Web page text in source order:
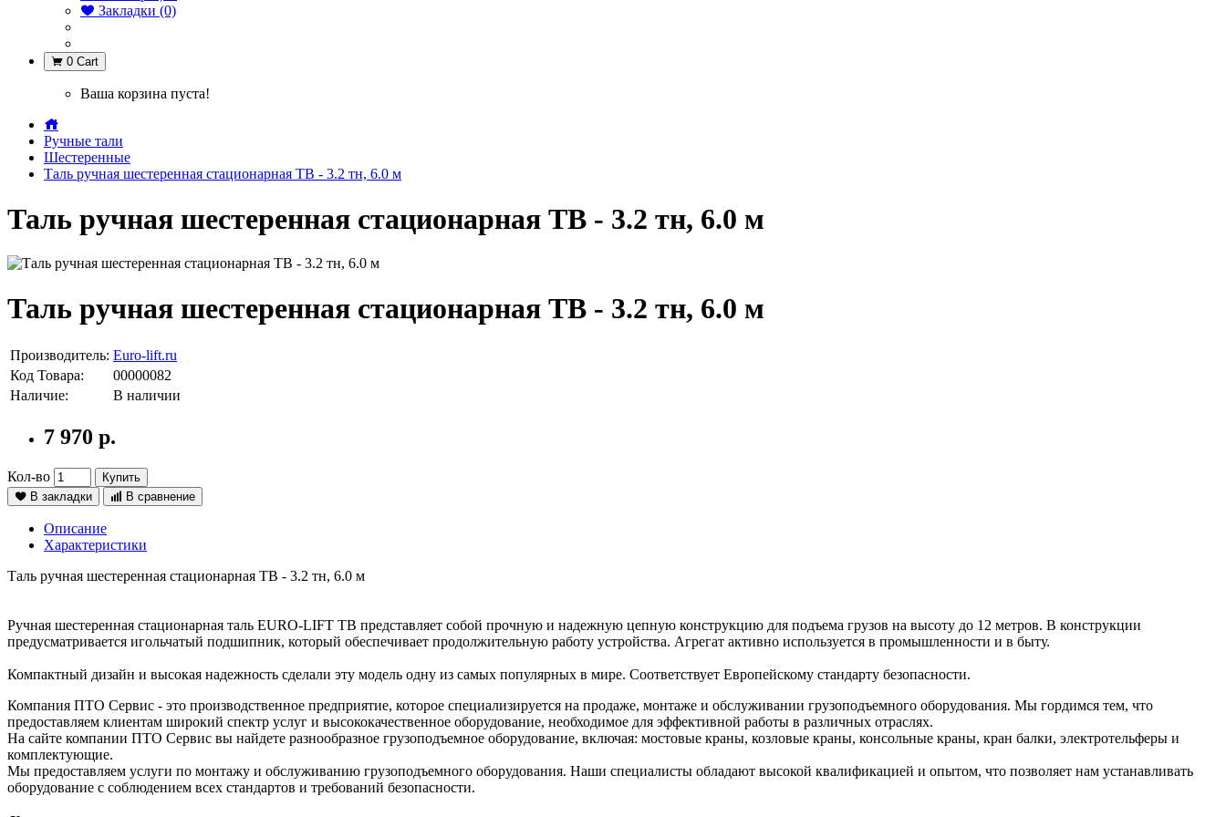
Закладки (0)
0 Cart
Ваша корзина пуста!
Ручные тали
Шестеренные
Таль ручная шестеренная стационарная ТВ - 3.2 тн, 6.0 м
Таль ручная шестеренная стационарная ТВ - 3.2 тн, 6.0 м
Таль ручная шестеренная стационарная ТВ - 3.2 тн, 6.0 м
Производитель: Euro-lift.ru
Код Товара:
00000082
Наличие:
В наличии
7 970 р.
Кол-во
Купить
В закладки
В сравнение
Описание
Характеристики
Таль ручная шестеренная стационарная ТВ - 3.2 тн, 6.0 м
Ручная шестеренная стационарная таль EURO-LIFT ТВ представляет собой прочную и надежную цепную конструкцию для подъема грузов на высоту до 12 метров. В конструкции
предусматривается игольчатый подшипник, который обеспечивает продолжительную работу устройства. Агрегат активно используется в промышленности и в быту.
Компактный дизайн и высокая надежность сделали эту модель одну из самых популярных в мире. Соответствует Европейскому стандарту безопасности.
Компания ПТО Сервис - это производственное предприятие, которое специализируется на продаже, монтаже и обслуживании грузоподъемного оборудования. Мы гордимся тем, что
предоставляем клиентам широкий спектр услуг и высококачественное оборудование, необходимое для эффективной работы в различных отраслях.
На сайте компании ПТО Сервис вы найдете разнообразное грузоподъемное оборудование, включая: мостовые краны, козловые краны, консольные краны, кран балки, электротельферы и
комплектующие.
Мы предоставляем услуги по монтажу и обслуживанию грузоподъемного оборудования. Наши специалисты обладают высокой квалификацией и опытом, что позволяет нам устанавливать
оборудование с соблюдением всех стандартов и требований безопасности.